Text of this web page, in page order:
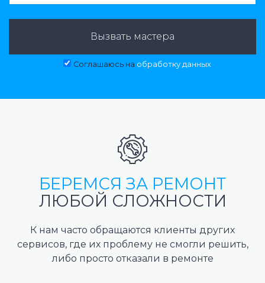
Вызвать мастера
Соглашаюсь на обработку данных
БЕРЕМСЯ ЗА РЕМОНТ
ЛЮБОЙ СЛОЖНОСТИ
К нам часто обращаются клиенты других
сервисов, где их проблему не смогли решить,
либо просто отказали в ремонте